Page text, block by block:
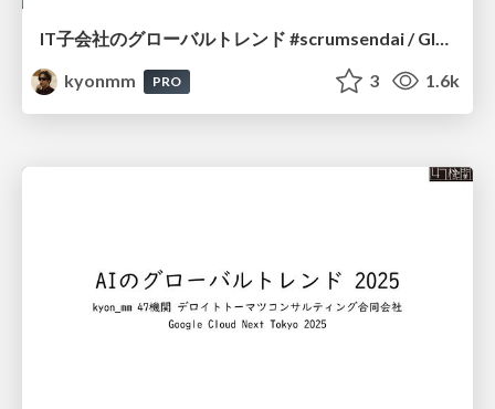
IT子会社のグローバルトレンド #scrumsendai / Global Trends in IT Subsidiaries
kyonmm
PRO 3 1.6k